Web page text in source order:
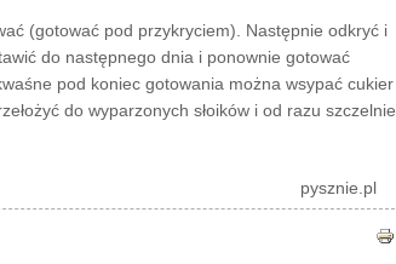
(gotować pod przykryciem). Następnie odkryć i
do następnego dnia i ponownie gotować
pod koniec gotowania można wsypać cukier
do wyparzonych słoików i od razu szczelnie
pysznie.pl